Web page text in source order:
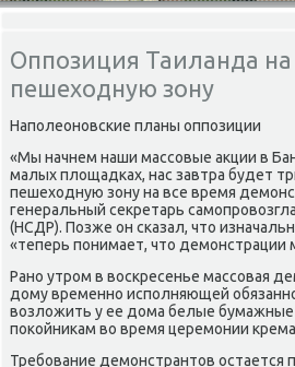
Оппозиция Таиланда на
пешеходную зону
Наполеоновские планы оппозиции
«Мы начнем наши массовые акции в
малых площадках, нас завтра будет
пешеходную зону на все время
генеральный секретарь
(НСДР). Позже он сказал, что
«теперь понимает, что демонстрации
Рано утром в воскресенье массовая
дому временно исполняющей
возложить у ее дома белые бумажные
покойникам во время церемонии
Требование демонстрантов